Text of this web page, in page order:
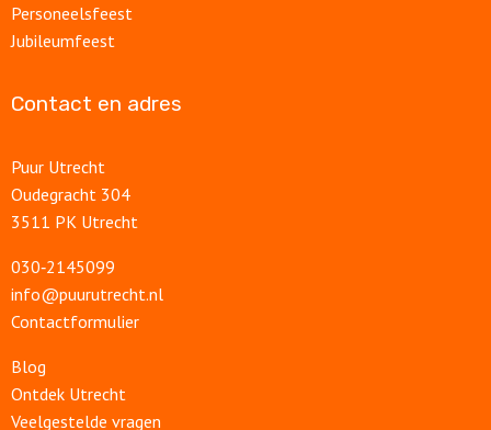
Personeelsfeest
Jubileumfeest
Contact en adres
Puur Utrecht
Oudegracht 304
3511 PK Utrecht
030‑2145099
info@puurutrecht.nl
Contactformulier
Blog
Ontdek Utrecht
Veelgestelde vragen